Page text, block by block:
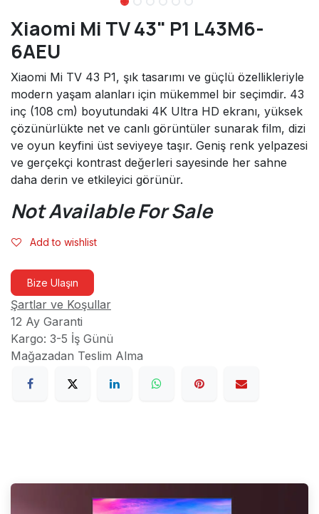
Xiaomi Mi TV 43" P1 L43M6-
6AEU
Xiaomi Mi TV 43 P1, şık tasarımı ve güçlü özellikleriyle
modern yaşam alanları için mükemmel bir seçimdir. 43
inç (108 cm) boyutundaki 4K Ultra HD ekranı, yüksek
çözünürlükte net ve canlı görüntüler sunarak film, dizi
ve oyun keyfini üst seviyeye taşır. Geniş renk yelpazesi
ve gerçekçi kontrast değerleri sayesinde her sahne
daha derin ve etkileyici görünür.
Not Available For Sale
Add to wishlist
Bize Ulaşın
Şartlar ve Koşullar
12 Ay Garanti
Kargo: 3-5 İş Günü
Mağazadan Teslim Alma